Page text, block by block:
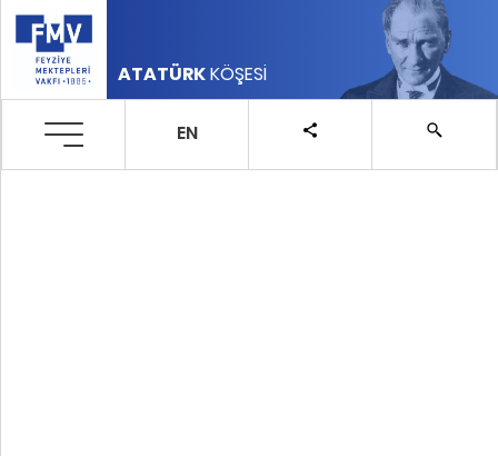
ATATÜRKKÖŞESİ
EN